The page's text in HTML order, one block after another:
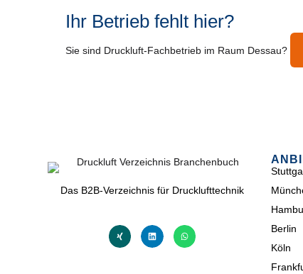
Ihr Betrieb fehlt hier?
Sie sind Druckluft-Fachbetrieb im Raum Dessau?
Das B2B-Verzeichnis für Drucklufttechnik
Berlin
Köln